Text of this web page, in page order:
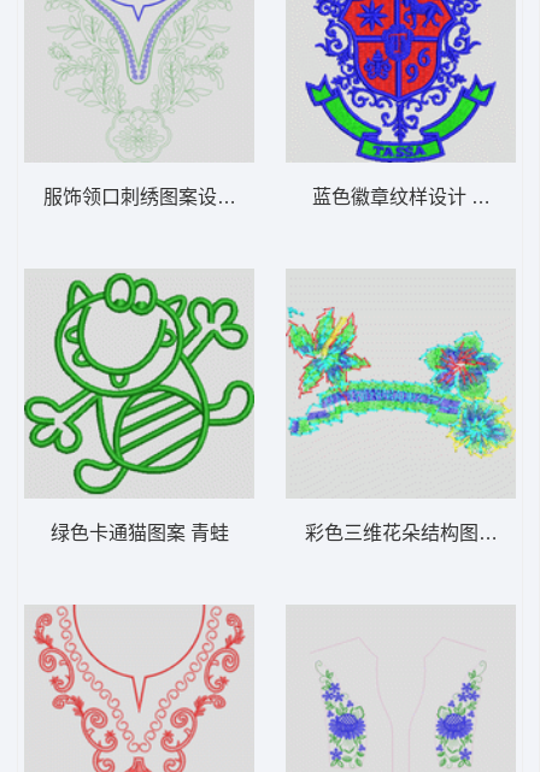
服饰领口刺绣图案设计 铜钱状单针曲线领前
绿色卡通猫图案 青蛙
蓝色徽章纹样设计 皇冠马
彩色三维花朵结构图 抽象花